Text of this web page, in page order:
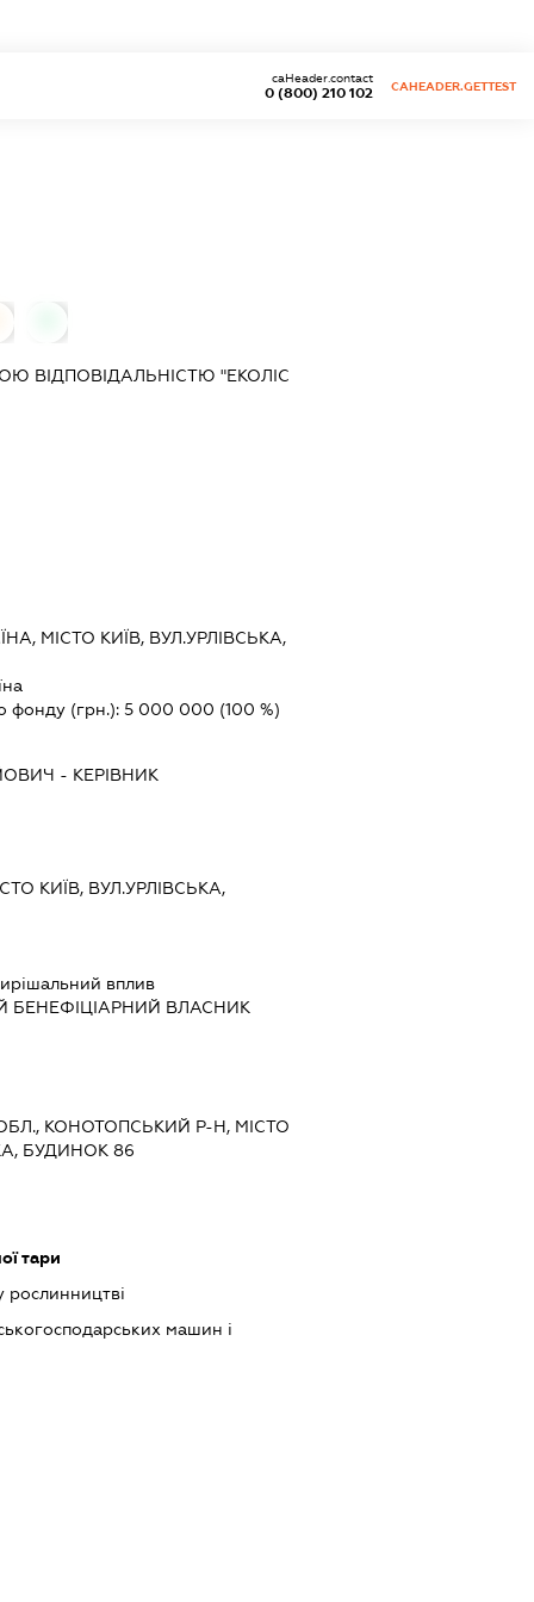
0 (800) 210 102
caHeader.contact
CAHEADER.GETTEST
ВІДПОВІДАЛЬНІСТЮ "ЕКОЛІС
МІСТО КИЇВ, ВУЛ.УРЛІВСЬКА,
фонду (грн.): 5 000 000 (100 %)
- КЕРІВНИК
КИЇВ, ВУЛ.УРЛІВСЬКА,
вплив
БЕНЕФІЦІАРНИЙ ВЛАСНИК
КОНОТОПСЬКИЙ Р-Н, МІСТО
БУДИНОК 86
тари
рослинництві
машин і